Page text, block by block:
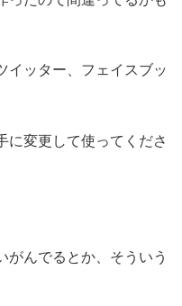
イッター、フェイスブッ
に変更して使ってくださ
がんでるとか、そういう